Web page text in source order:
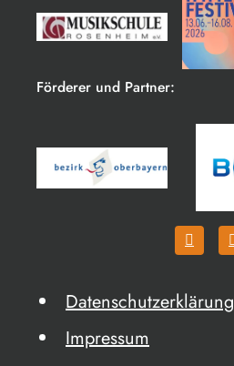
Förderer und Partner:
Datenschutzerklärung
Impressum